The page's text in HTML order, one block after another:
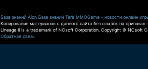
База знаний Aion База знаний Tera MMOGame - новости онлайн
Копирование материалов с данного сайта без ссылок на оригинал
Lineage II is a trademark of NCsoft Corporation. Copyright © NCsoft
Обратная связь